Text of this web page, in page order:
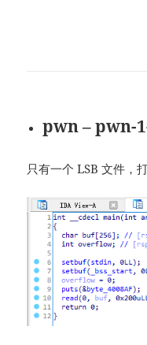
pwn – pwn-
只有一个 LSB 文件，